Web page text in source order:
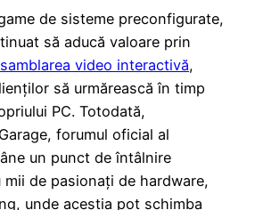
de sisteme preconfigurate,
să aducă valoare prin
video interactivă,
să urmărească în timp
PC. Totodată,
forumul oficial al
un punct de întâlnire
de pasionați de hardware,
unde aceștia pot schimba